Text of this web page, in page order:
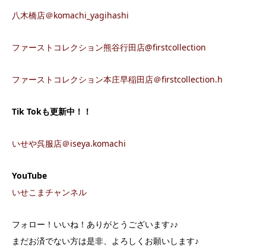
八木橋店＠komachi_yagihashi
ファーストコレクション熊谷行田店@firstcollection
ファーストコレクション本庄早稲田店＠firstcollection.h
Tik Tokも更新中！！
いせや呉服店＠iseya.komachi
YouTube
いせこまチャンネル
フォロー！いいね！ありがとうございます♪♪
まだお済でない方は是非、よろしくお願いします♪